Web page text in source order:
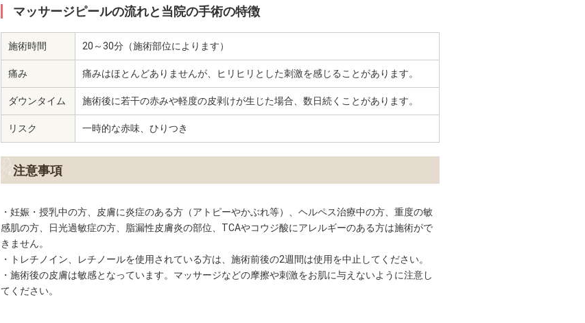
マッサージピールの流れと当院の手術の特徴
施術時間 20～30分（施術部位によります）
痛み 痛みはほとんどありませんが、ヒリヒリとした刺激を感じることがあります。
ダウンタイム 施術後に若干の赤みや軽度の皮剥けが生じた場合、数日続くことがあります。
リスク 一時的な赤味、ひりつき
注意事項
・妊娠・授乳中の方、皮膚に炎症のある方（アトピーやかぶれ等）、ヘルペス治療中の方、重度の敏
感肌の方、日光過敏症の方、脂漏性皮膚炎の部位、TCAやコウジ酸にアレルギーのある方は施術がで
きません。
・トレチノイン、レチノールを使用されている方は、施術前後の2週間は使用を中止してください。
・施術後の皮膚は敏感となっています。マッサージなどの摩擦や刺激をお肌に与えないように注意し
てください。